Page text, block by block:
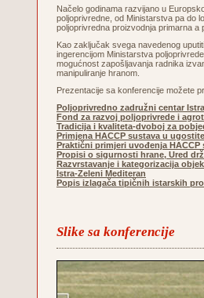
Načelo godinama razvijano u
poljoprivredne, od Ministarstva pa do
poljoprivredna proizvodnja primarna a
Kao zaključak svega navedenog
ingerencijom Ministarstva
mogućnost zapošljavanja radnika
manipuliranje hranom.
Prezentacije sa konferencije možete
Poljoprivredno zadružni centar Istra
Fond za razvoj poljoprivrede i
Tradicija i kvaliteta-dvoboj za
Primjena HACCP sustava u
Praktični primjeri uvođenja
Propisi o sigurnosti hrane, Ured
Razvrstavanje i kategorizacija
Istra-Zeleni Mediteran
Popis izlagača tipičnih istarskih
Slike sa konferencije